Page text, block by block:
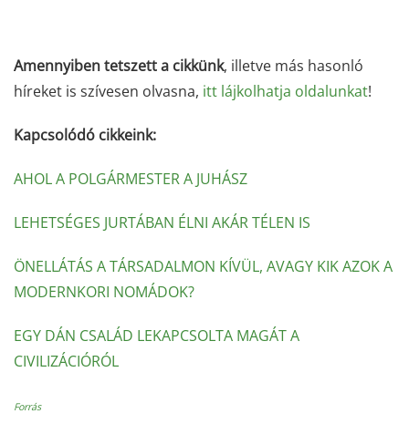
Amennyiben tetszett a cikkünk, illetve más hasonló
híreket is szívesen olvasna, itt lájkolhatja oldalunkat!
Kapcsolódó cikkeink:
AHOL A POLGÁRMESTER A JUHÁSZ
LEHETSÉGES JURTÁBAN ÉLNI AKÁR TÉLEN IS
ÖNELLÁTÁS A TÁRSADALMON KÍVÜL, AVAGY KIK AZOK A
MODERNKORI NOMÁDOK?
EGY DÁN CSALÁD LEKAPCSOLTA MAGÁT A
CIVILIZÁCIÓRÓL
Forrás